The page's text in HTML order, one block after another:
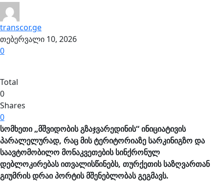
transcor.ge
თებერვალი 10, 2026
0
Total
0
Shares
0
სომხეთი „მშვიდობის გზაჯვარედინის“ ინიციატივის
პარალელურად, რაც მის ტერიტორიაზე სარკინიგზო და
საავტომობილო მონაკვეთების სინქრონულ
დებლოკირებას ითვალისწინებს, თურქეთის საზღვართან
გიუმრის დრაი პორტის მშენებლობას გეგმავს.